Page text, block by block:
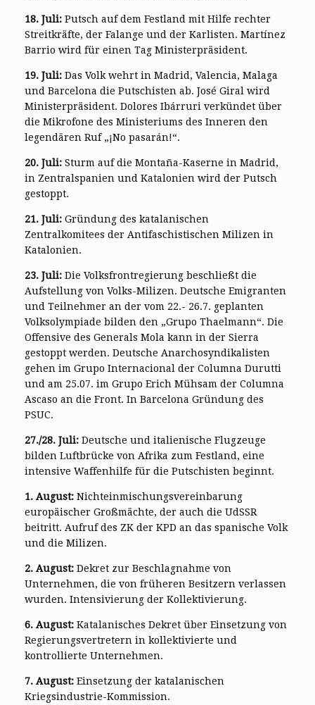
18. Juli: Putsch auf dem Festland mit Hilfe rechter
Streitkräfte, der Falange und der Karlisten. Martínez
Barrio wird für einen Tag Ministerpräsident.
19. Juli: Das Volk wehrt in Madrid, Valencia, Malaga
und Barcelona die Putschisten ab. José Giral wird
Ministerpräsident. Dolores Ibárruri verkündet über
die Mikrofone des Ministeriums des Inneren den
legendären Ruf „¡No pasarán!“.
20. Juli: Sturm auf die Montaña-Kaserne in Madrid,
in Zentralspanien und Katalonien wird der Putsch
gestoppt.
21. Juli: Gründung des katalanischen
Zentralkomitees der Antifaschistischen Milizen in
Katalonien.
23. Juli: Die Volksfrontregierung beschließt die
Aufstellung von Volks-Milizen. Deutsche Emigranten
und Teilnehmer an der vom 22.- 26.7. geplanten
Volksolympiade bilden den „Grupo Thaelmann“. Die
Offensive des Generals Mola kann in der Sierra
gestoppt werden. Deutsche Anarchosyndikalisten
gehen im Grupo Internacional der Columna Durutti
und am 25.07. im Grupo Erich Mühsam der Columna
Ascaso an die Front. In Barcelona Gründung des
PSUC.
27./28. Juli: Deutsche und italienische Flugzeuge
bilden Luftbrücke von Afrika zum Festland, eine
intensive Waffenhilfe für die Putschisten beginnt.
1. August: Nichteinmischungsvereinbarung
europäischer Großmächte, der auch die UdSSR
beitritt. Aufruf des ZK der KPD an das spanische Volk
und die Milizen.
2. August: Dekret zur Beschlagnahme von
Unternehmen, die von früheren Besitzern verlassen
wurden. Intensivierung der Kollektivierung.
6. August: Katalanisches Dekret über Einsetzung von
Regierungsvertretern in kollektivierte und
kontrollierte Unternehmen.
7. August: Einsetzung der katalanischen
Kriegsindustrie-Kommission.